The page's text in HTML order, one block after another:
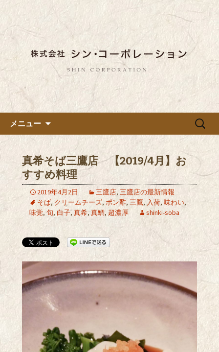
都内に5店舗展開している蕎麦
のお店「真希（しんき）」を運
営する「株式会社シン・コーポ
レーション」のブログ
東京都内に5店舗ある美味しい蕎麦のお
店「真希（しんき）」と運営の「株式
会社シン・コーポレーション」の新着
情報はこちら。店舗によって24時間営
業、宴会なども承っております。季節
のメニューも豊富にご用意。
メニュー
検
真希そば三鷹店 【2019/4月】お
すすめ料理
2019年4月2日 三鷹店, 三鷹店の最新情報
そば, クリームチーズ, ポン酢, 三鷹, 入荷, 味わい,
味覚, 旬, 白子, 真希, 真鯛, 超濃厚 shinki-soba